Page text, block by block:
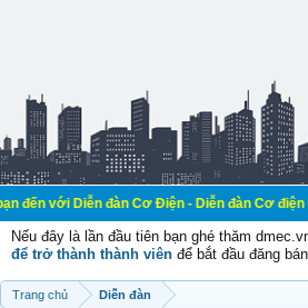
đàn Cơ Điện - Diễn đàn Cơ điện là nơi
Nếu đây là lần đầu tiên bạn ghé thăm
để trở thành thành viên để bắt đầu đăng
Trang chủ Diễn đàn